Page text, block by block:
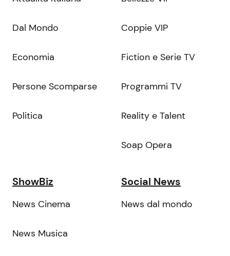
Dal Mondo
Economia
Persone Scomparse
Politica
Coppie VIP
Fiction e Serie TV
Programmi TV
Reality e Talent
Soap Opera
ShowBiz
News Cinema
News Musica
Social News
News dal mondo